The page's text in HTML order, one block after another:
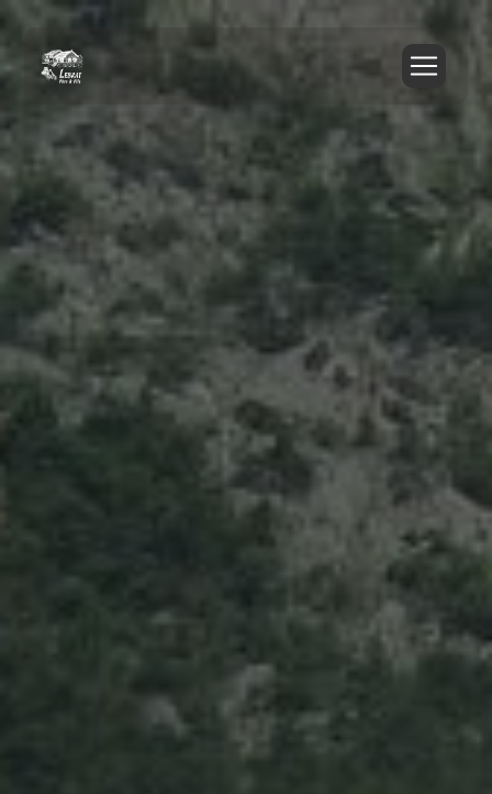
Panneau de gestion des cookies